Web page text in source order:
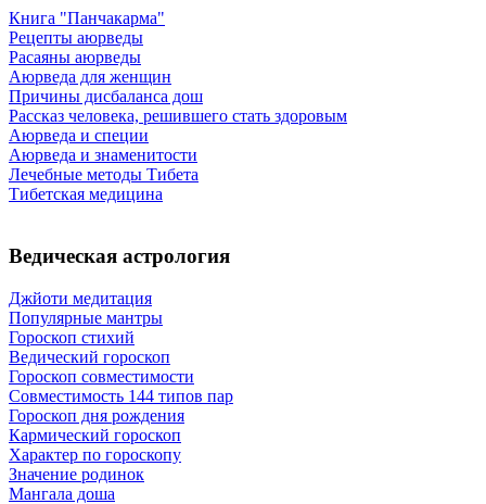
Книга "Панчакарма"
Рецепты аюрведы
Расаяны аюрведы
Аюрведа для женщин
Причины дисбаланса дош
Рассказ человека, решившего стать здоровым
Аюрведа и специи
Аюрведа и знаменитости
Лечебные методы Тибета
Тибетская медицина
Ведическая астрология
Джйоти медитация
Популярные мантры
Гороскоп стихий
Ведический гороскоп
Гороскоп совместимости
Совместимость 144 типов пар
Гороскоп дня рождения
Кармический гороскоп
Характер по гороскопу
Значение родинок
Мангала доша